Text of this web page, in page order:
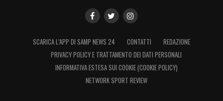
SCARICA L’APP DI SAMP NEWS 24 CONTATTI
REDAZIONE
PRIVACY POLICY E TRATTAMENTO DEI DATI PERSONALI
INFORMATIVA ESTESA SUI COOKIE (COOKIE POLICY)
NETWORK SPORT REVIEW